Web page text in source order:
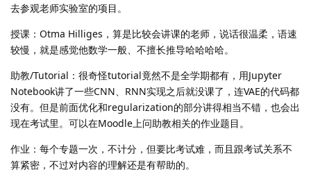
去参观老师实验室的项目。
授课：Otma Hilliges，算是比较会讲课的老师，说话很温柔，语速
较慢，就是感觉他数学一般、不擅长推导哈哈哈哈。
助教/Tutorial：很奇怪tutorial竟然不是全学期都有，用Jupyter
Notebook讲了一些CNN、RNN实现之后就没课了，连VAE的代码都
没有。但是前面优化和regularization的部分讲得相当不错，也会出
现在考试里。可以在Moodle上问助教相关的作业题目。
作业：每个专题一次，不计分，但要比考试难，而且跟考试关系不
算紧密，不过对内容的理解还是有帮助的。